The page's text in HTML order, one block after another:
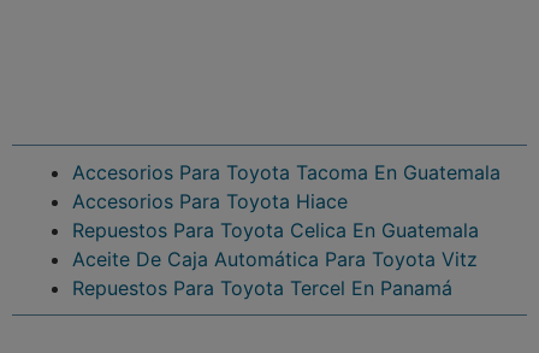
Accesorios Para Toyota Tacoma En Guatemala
Accesorios Para Toyota Hiace
Repuestos Para Toyota Celica En Guatemala
Aceite De Caja Automática Para Toyota Vitz
Repuestos Para Toyota Tercel En Panamá